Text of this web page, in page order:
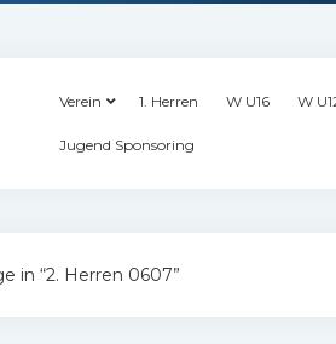
Verein 1. Herren W U16 W
Jugend Sponsoring
in “2. Herren 0607”